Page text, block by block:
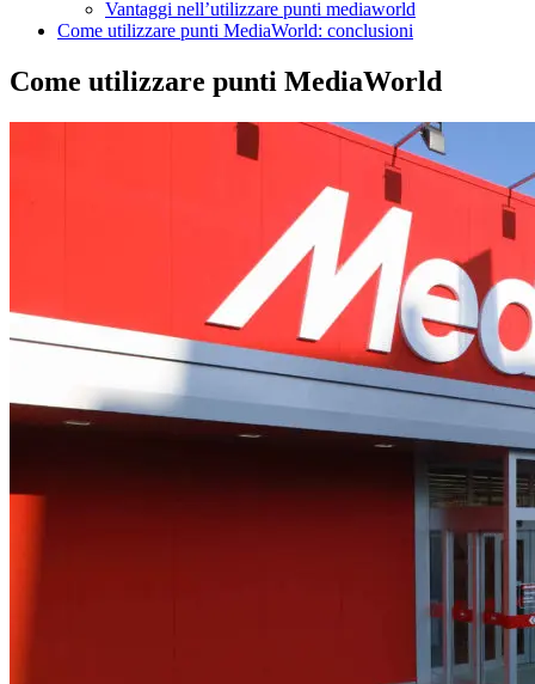
Vantaggi nell’utilizzare punti mediaworld
Come utilizzare punti MediaWorld: conclusioni
Come utilizzare punti MediaWorld